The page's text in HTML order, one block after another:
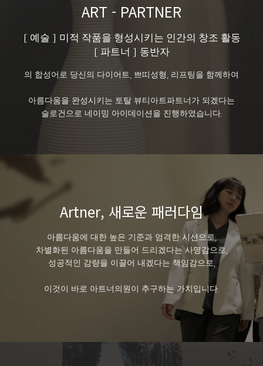
ART - PARTNER
[ 예술 ] 미적 작품을 형성시키는 인간의 창조 활동
[ 파트너 ] 동반자
의 합성어로 당신의 다이어트, 쁘띠성형, 리프팅을 함께하여
아름다움을 완성시키는 토탈 뷰티아트파트너가 되겠다는
슬로건으로 네이밍 아이데이션을 진행하였습니다.
Artner, 새로운 패러다임
아름다움에 대한 높은 기준과 엄격한 시선으로,
차별화된 아름다움을 만들어 드리겠다는 사명감으로,
성공적인 감량을 이끌어 내겠다는 책임감으로,
이것이 바로 아트너의원이 추구하는 가치입니다.